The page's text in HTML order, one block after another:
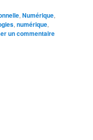
,Numérique,
,numérique,
un commentaire